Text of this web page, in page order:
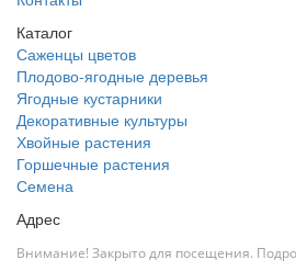
Каталог
Саженцы цветов
Плодово-ягодные деревья
Ягодные кустарники
Декоративные культуры
Хвойные растения
Горшечные растения
Семена
Адрес
Внимание! Закрыто для посещения.